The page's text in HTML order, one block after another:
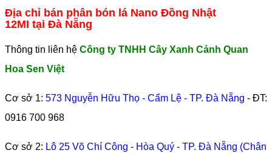
Địa chỉ bán phân bón lá Nano Đồng Nhật
12MI tại Đà Nẵng
Thông tin liên hệ Công ty TNHH Cây Xanh Cảnh Quan
Hoa Sen Việt
Cơ sở 1: 573 Nguyễn Hữu Thọ - Cẩm Lệ - TP. Đà Nẵng - ĐT:
0916 700 968
Cơ sở 2: Lô 25 Võ Chí Công - Hòa Quý - TP. Đà Nẵng (Chân